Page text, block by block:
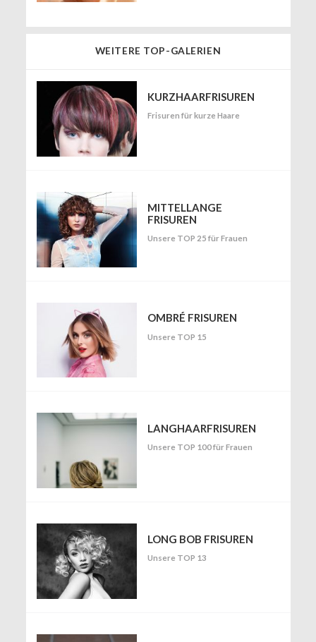
WEITERE TOP-GALERIEN
KURZHAARFRISUREN
Frisuren für kurze Haare
MITTELLANGE
FRISUREN
Unsere TOP 25 für Frauen
OMBRÉ FRISUREN
Unsere TOP 15
LANGHAARFRISUREN
Unsere TOP 100 für Frauen
LONG BOB FRISUREN
Unsere TOP 13